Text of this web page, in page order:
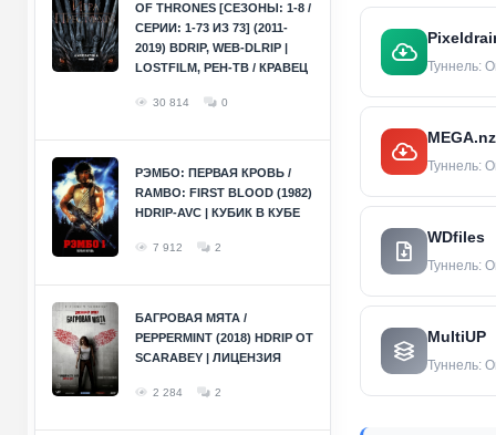
OF THRONES [СЕЗОНЫ: 1-8 /
СЕРИИ: 1-73 ИЗ 73] (2011-
2019) BDRIP, WEB-DLRIP |
LOSTFILM, РЕН-ТВ / КРАВЕЦ
30 814 0
РЭМБО: ПЕРВАЯ КРОВЬ /
RAMBO: FIRST BLOOD (1982)
HDRIP-AVC | КУБИК В КУБЕ
7 912 2
БАГРОВАЯ МЯТА /
PEPPERMINT (2018) HDRIP ОТ
SCARABEY | ЛИЦЕНЗИЯ
2 284 2
Туннель:
MEGA.nz
Туннель:
WDfiles
Туннель:
MultiUP
Туннель: